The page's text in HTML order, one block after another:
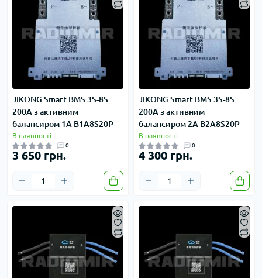
JIKONG Smart BMS 3S-8S
200A з активним
балансиром 1A B1A8S20P
В наявності
0
3 650 грн.
JIKONG Smart BMS 3S-8S
200A з активним
балансиром 2A B2A8S20P
В наявності
0
4 300 грн.